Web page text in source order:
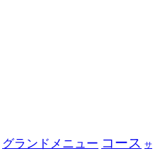
グランドメニュー コース
サ